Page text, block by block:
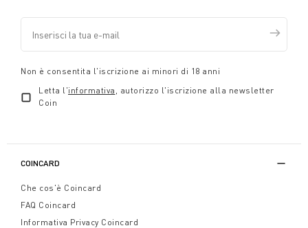
Non è consentita l'iscrizione ai minori di 18 anni
Letta l'informativa , autorizzo l'iscrizione alla newsletter
Coin
COINCARD
Che cos'è Coincard
FAQ Coincard
Informativa Privacy Coincard